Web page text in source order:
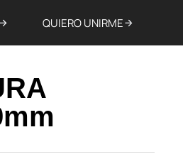
QUIERO UNIRME